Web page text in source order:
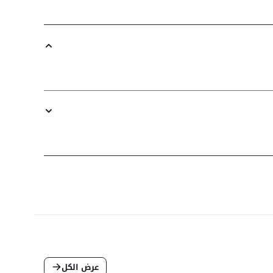
عرض الكل